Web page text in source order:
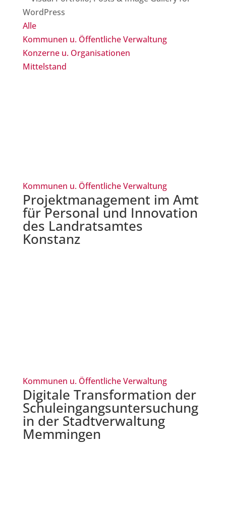
Alle
Kommunen u. Öffentliche Verwaltung
Konzerne u. Organisationen
Mittelstand
Kommunen u. Öffentliche Verwaltung
Projektmanagement im Amt
für Personal und Innovation
des Landratsamtes
Konstanz
Kommunen u. Öffentliche Verwaltung
Digitale Transformation der
Schuleingangsuntersuchung
in der Stadtverwaltung
Memmingen